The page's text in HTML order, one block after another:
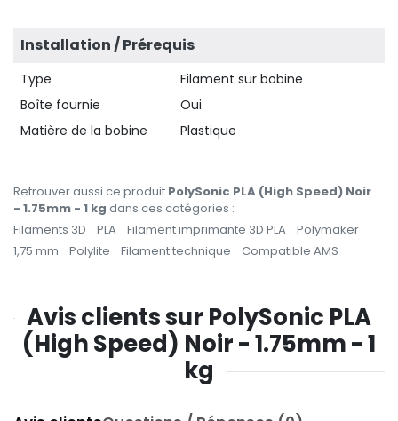
Installation / Prérequis
Type
Filament sur bobine
Boîte fournie
Oui
Matière de la bobine
Plastique
Retrouver aussi ce produit PolySonic PLA (High Speed) Noir
- 1.75mm - 1 kg dans ces catégories :
Filaments 3D
PLA Filament imprimante 3D PLA
Polymaker
1,75 mm
Polylite Filament technique Compatible AMS
Avis clients sur PolySonic PLA
(High Speed) Noir - 1.75mm - 1
kg